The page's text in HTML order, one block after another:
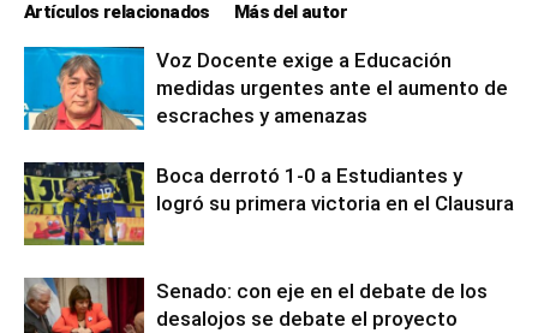
Artículos relacionados Más del autor
Voz Docente exige a Educación
medidas urgentes ante el aumento de
escraches y amenazas
Boca derrotó 1-0 a Estudiantes y
logró su primera victoria en el Clausura
Senado: con eje en el debate de los
desalojos se debate el proyecto